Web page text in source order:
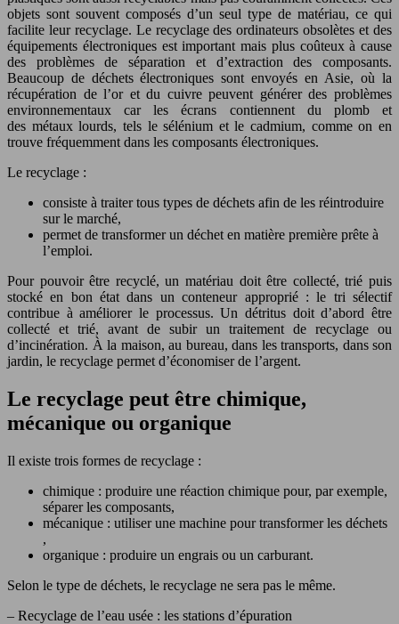
objets sont souvent composés d’un seul type de matériau, ce qui
facilite leur recyclage. Le recyclage des ordinateurs obsolètes et des
équipements électroniques est important mais plus coûteux à cause
des problèmes de séparation et d’extraction des composants.
Beaucoup de déchets électroniques sont envoyés en Asie, où la
récupération de l’or et du cuivre peuvent générer des problèmes
environnementaux car les écrans contiennent du plomb et
des métaux lourds, tels le sélénium et le cadmium, comme on en
trouve fréquemment dans les composants électroniques.
Le recyclage :
consiste à traiter tous types de déchets afin de les réintroduire
sur le marché,
permet de transformer un déchet en matière première prête à
l’emploi.
Pour pouvoir être recyclé, un matériau doit être collecté, trié puis
stocké en bon état dans un conteneur approprié : le tri sélectif
contribue à améliorer le processus. Un détritus doit d’abord être
collecté et trié, avant de subir un traitement de recyclage ou
d’incinération. À la maison, au bureau, dans les transports, dans son
jardin, le recyclage permet d’économiser de l’argent.
Le recyclage peut être chimique,
mécanique ou organique
Il existe trois formes de recyclage :
chimique : produire une réaction chimique pour, par exemple,
séparer les composants,
mécanique : utiliser une machine pour transformer les déchets
,
organique : produire un engrais ou un carburant.
Selon le type de déchets, le recyclage ne sera pas le même.
– Recyclage de l’eau usée : les stations d’épuration